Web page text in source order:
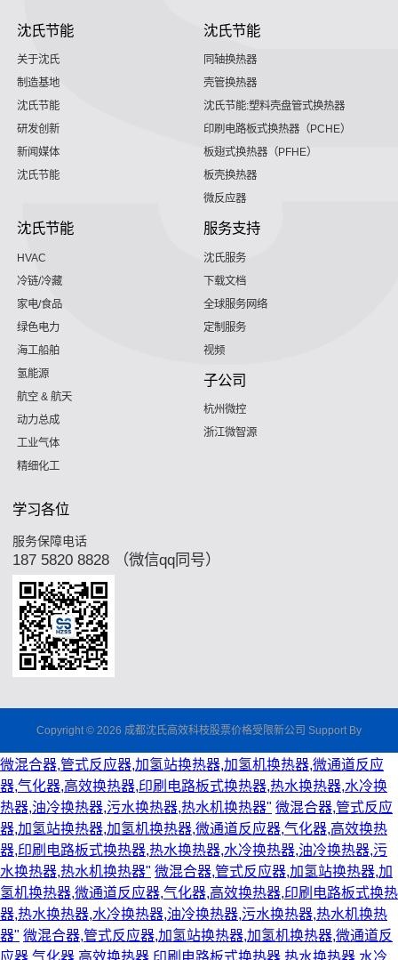
沈氏节能
关于沈氏
制造基地
沈氏节能
研发创新
新闻媒体
沈氏节能
沈氏节能
同轴换热器
壳管换热器
沈氏节能:塑料壳盘管式换热器
印刷电路板式换热器（PCHE）
板翅式换热器（PFHE）
板壳换热器
微反应器
沈氏节能
HVAC
冷链/冷藏
家电/食品
绿色电力
海工船舶
氢能源
航空 & 航天
动力总成
工业气体
精细化工
服务支持
沈氏服务
下载文档
全球服务网络
定制服务
视频
子公司
杭州微控
浙江微智源
学习各位
服务保障电话
187 5820 8828 （微信qq同号）
Copyright © 2026 成都沈氏高效科枝股票价格受限新公司 Support By
微混合器,管式反应器,加氢站换热器,加氢机换热器,微通道反应
器,气化器,高效换热器,印刷电路板式换热器,热水换热器,水冷换
热器,油冷换热器,污水换热器,热水机换热器" 微混合器,管式反应
器,加氢站换热器,加氢机换热器,微通道反应器,气化器,高效换热
器,印刷电路板式换热器,热水换热器,水冷换热器,油冷换热器,污
水换热器,热水机换热器" 微混合器,管式反应器,加氢站换热器,加
氢机换热器,微通道反应器,气化器,高效换热器,印刷电路板式换热
器,热水换热器,水冷换热器,油冷换热器,污水换热器,热水机换热
器" 微混合器,管式反应器,加氢站换热器,加氢机换热器,微通道反
应器,气化器,高效换热器,印刷电路板式换热器,热水换热器,水冷